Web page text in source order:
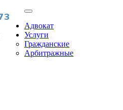
Адвокат
Услуги
Гражданские
Арбитражные